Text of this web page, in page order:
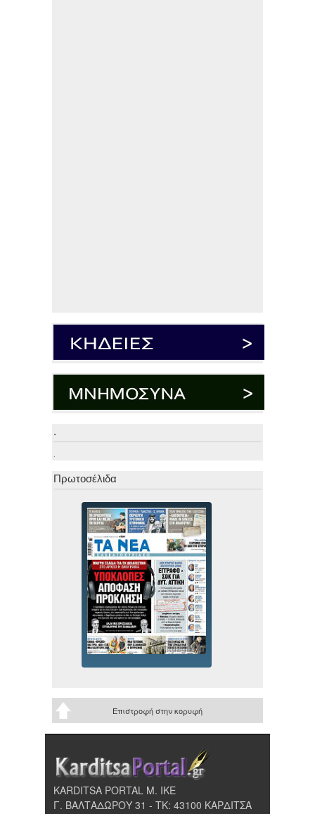
.
.
Πρωτοσέλιδα
Επιστροφή στην κορυφή
KARDITSA PORTAL Μ. ΙΚΕ
Γ. ΒΑΛΤΑΔΩΡΟΥ 31 - ΤΚ: 43100 ΚΑΡΔΙΤΣΑ